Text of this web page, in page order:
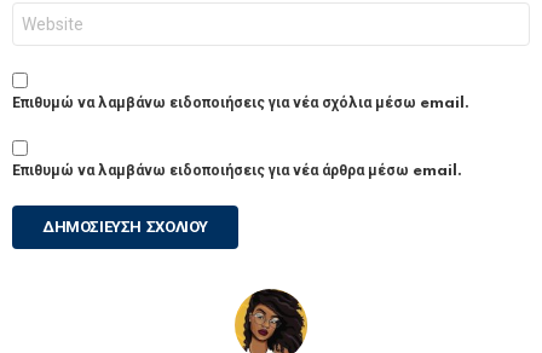
Επιθυμώ να λαμβάνω ειδοποιήσεις για νέα σχόλια μέσω email.
Επιθυμώ να λαμβάνω ειδοποιήσεις για νέα άρθρα μέσω email.